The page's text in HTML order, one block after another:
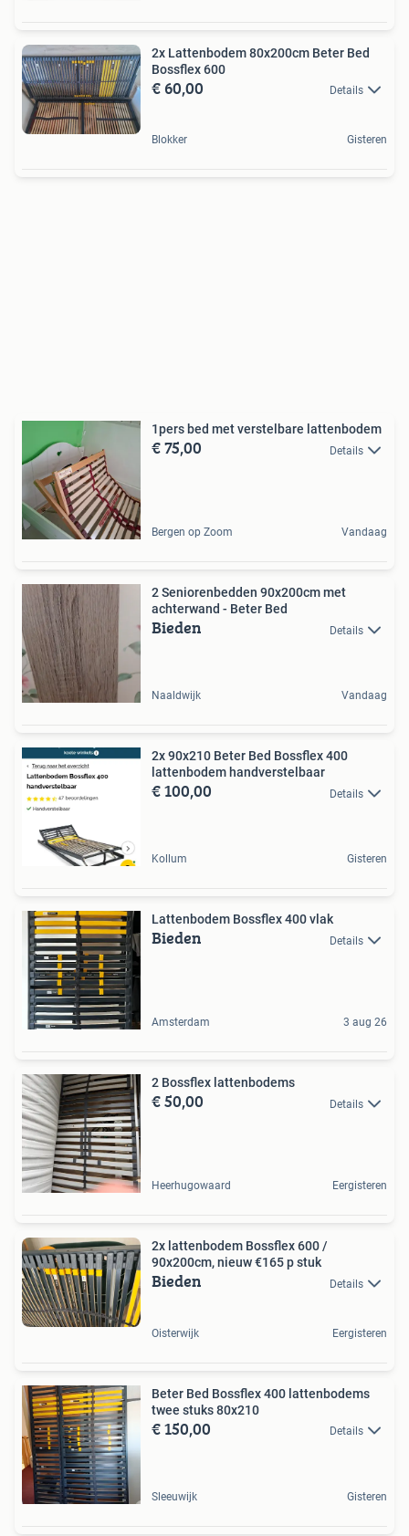
2x Lattenbodem 80x200cm Beter Bed
Bossflex 600
€ 60,00 Details
Blokker Gisteren
1pers bed met verstelbare lattenbodem
€ 75,00 Details
Bergen op Zoom Vandaag
2 Seniorenbedden 90x200cm met
achterwand - Beter Bed
Bieden Details
Naaldwijk Vandaag
2x 90x210 Beter Bed Bossflex 400
lattenbodem handverstelbaar
€ 100,00 Details
Kollum Gisteren
Lattenbodem Bossflex 400 vlak
Bieden Details
Amsterdam 3 aug 26
2 Bossflex lattenbodems
€ 50,00 Details
Heerhugowaard Eergisteren
2x lattenbodem Bossflex 600 /
90x200cm, nieuw €165 p stuk
Bieden Details
Oisterwijk Eergisteren
Beter Bed Bossflex 400 lattenbodems
twee stuks 80x210
€ 150,00 Details
Sleeuwijk Gisteren